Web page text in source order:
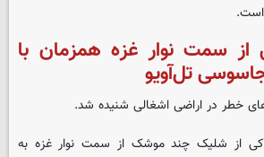
است.
سمت نوار غزه همزمان با
تل‌آویو
خطر در اراضی اشغالی شنیده شد.
از شلیک چند موشک از سمت نوار غزه به